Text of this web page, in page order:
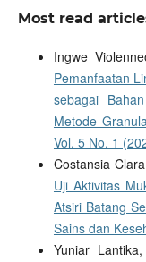
Most read
Ingwe
Pemanfaatan
sebagai
Metode
Vol. 5 No. 1
Costansia
Uji Aktivitas
Atsiri Batang
Sains dan
Yuniar